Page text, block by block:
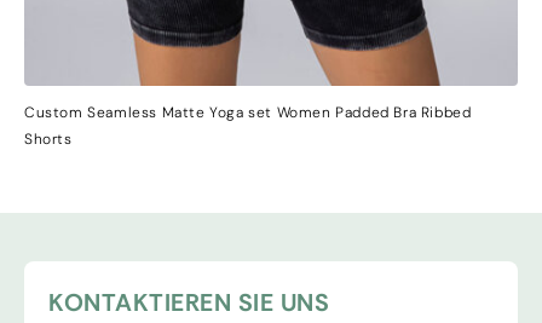
Custom Seamless Matte Yoga set Women Padded Bra Ribbed
Shorts
KONTAKTIEREN SIE UNS